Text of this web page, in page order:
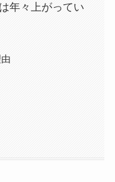
年々上がってい